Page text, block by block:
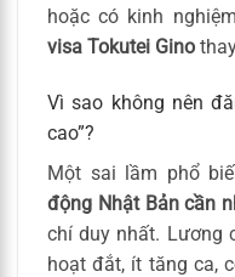
hoặc có kinh
visa Tokutei Gino
Vì sao không nên
cao”?
Một sai lầm phổ
động Nhật Bản cần
chí duy nhất. Lương
hoạt đắt, ít tăng ca,